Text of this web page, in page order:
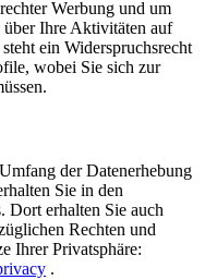
Werbung und um
über Ihre Aktivitäten auf
ein Widerspruchsrecht
wobei Sie sich zur
der Datenerhebung
Sie in den
Dort erhalten Sie auch
Rechten und
Ihrer Privatsphäre:
.